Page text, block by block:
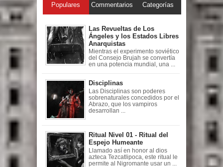
Populares Commentarios Categorías
Las Revueltas de Los
Ángeles y los Estados Libres
Anarquistas
Mientras el experimento soviético
del Consejo Brujah se convertía
en una potencia mundial, una ...
Disciplinas
Las Disciplinas son poderes
sobrenaturales concedidos por el
Abrazo, que los vampiros
desarrollan ...
Ritual Nivel 01 - Ritual del
Espejo Humeante
Llamado así en honor al dios
azteca Tezcatlipoca, este ritual le
permite al Nigromante usar un ...